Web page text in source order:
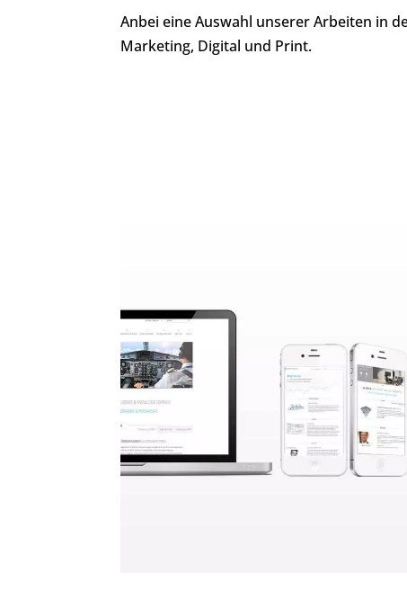
Anbei eine Auswahl unserer Arbeiten in
Marketing, Digital und Print.